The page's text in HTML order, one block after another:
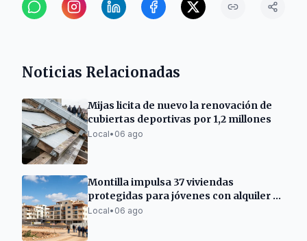
Noticias Relacionadas
Mijas licita de nuevo la renovación de
cubiertas deportivas por 1,2 millones
Local• 06 ago
Montilla impulsa 37 viviendas
protegidas para jóvenes con alquiler a
opción a compra
Local• 06 ago